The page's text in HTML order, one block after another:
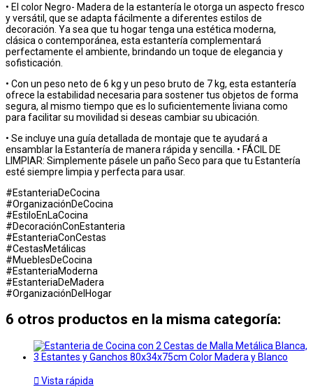
• El color Negro- Madera de la estantería le otorga un aspecto fresco
y versátil, que se adapta fácilmente a diferentes estilos de
decoración. Ya sea que tu hogar tenga una estética moderna,
clásica o contemporánea, esta estantería complementará
perfectamente el ambiente, brindando un toque de elegancia y
sofisticación.
• Con un peso neto de 6 kg y un peso bruto de 7 kg, esta estantería
ofrece la estabilidad necesaria para sostener tus objetos de forma
segura, al mismo tiempo que es lo suficientemente liviana como
para facilitar su movilidad si deseas cambiar su ubicación.
• Se incluye una guía detallada de montaje que te ayudará a
ensamblar la Estantería de manera rápida y sencilla. • FÁCIL DE
LIMPIAR: Simplemente pásele un paño Seco para que tu Estantería
esté siempre limpia y perfecta para usar.
#EstanteriaDeCocina
#OrganizaciónDeCocina
#EstiloEnLaCocina
#DecoraciónConEstanteria
#EstanteriaConCestas
#CestasMetálicas
#MueblesDeCocina
#EstanteriaModerna
#EstanteriaDeMadera
#OrganizaciónDelHogar
6 otros productos en la misma categoría:
 Vista rápida